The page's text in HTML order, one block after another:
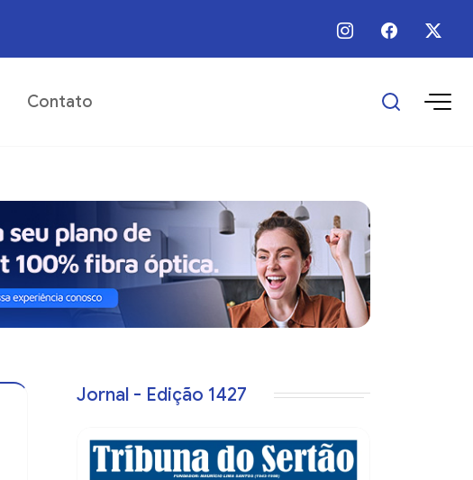
06 / Ago / 2026 - 12:00 - Prefeitura divulga programação das
Contato
Jornal - Edição 1427